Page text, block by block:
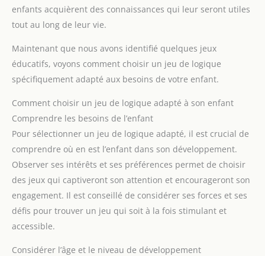
enfants acquièrent des connaissances qui leur seront utiles
tout au long de leur vie.
Maintenant que nous avons identifié quelques jeux
éducatifs, voyons comment choisir un jeu de logique
spécifiquement adapté aux besoins de votre enfant.
Comment choisir un jeu de logique adapté à son enfant
Comprendre les besoins de l’enfant
Pour sélectionner un jeu de logique adapté, il est crucial de
comprendre où en est l’enfant dans son développement.
Observer ses intérêts et ses préférences permet de choisir
des jeux qui captiveront son attention et encourageront son
engagement. Il est conseillé de considérer ses forces et ses
défis pour trouver un jeu qui soit à la fois stimulant et
accessible.
Considérer l’âge et le niveau de développement